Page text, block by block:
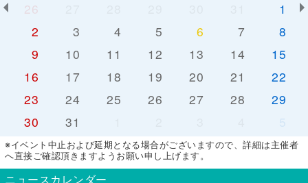
26
1
2
3 4 5 6 7
8
9
10 11 12 13 14
15
16
17 18 19 20 21
22
23
24 25 26 27 28
29
30
31 5
※イベント中止および延期となる場合がございますので、詳細は主催者
へ直接ご確認頂きますようお願い申し上げます。
ニュースカレンダー